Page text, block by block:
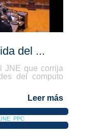
del ...
JNE que corrija
del computo
Leer más
JNE PPC